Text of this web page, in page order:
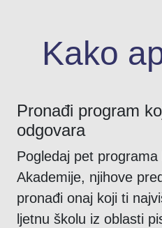
Kako
Pronađi program
odgovara
Pogledaj pet
Akademije, njihove
pronađi onaj koji ti
ljetnu školu iz oblasti